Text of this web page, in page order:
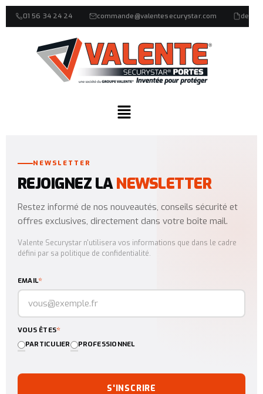
01 56 34 24 24 commande@valentesecurystar.com
NEWSLETTER
REJOIGNEZ LANEWSLETTER
Restez informé de nos nouveautés, conseils sécurité et
offres exclusives, directement dans votre boîte mail.
Valente Securystar n'utilisera vos informations que dans le cadre
défini par sa politique de confidentialité.
EMAIL*
VOUS ÊTES*
PARTICULIER PROFESSIONNEL
S'INSCRIRE